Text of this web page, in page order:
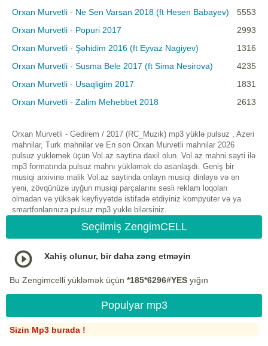
Orxan Murvetli - Ne Sen Varsan 2018 (ft Hesen Babayev)
5553
Orxan Murvetli - Popuri 2017
2993
Orxan Murvetli - Şəhidim 2016 (ft Eyvaz Nagiyev)
1316
Orxan Murvetli - Susma Bele 2017 (ft Sima Nesirova)
4235
Orxan Murvetli - Usaqligim 2017
1831
Orxan Murvetli - Zalim Mehebbet 2018
2613
Orxan Murvetli - Gedirem / 2017 (RC_Muzik) mp3 yüklə pulsuz , Azeri
mahnilar, Turk mahnilar ve En son Orxan Murvetli mahnilar 2026
pulsuz yuklemek üçün Vol.az saytina daxil olun. Vol.az mahni sayti ilə
mp3 formatında pulsuz mahnı yükləmək də asanlaşdı. Geniş bir
musiqi arxivinə malik Vol.az saytinda onlayn musiqi dinləyə və ən
yeni, zövqünüzə uyğun musiqi parçalarını səsli reklam loqoları
olmadan və yüksək keyfiyyətdə istifadə etdiyiniz kompyuter və ya
smartfonlarınıza pulsuz mp3 yukle bilərsiniz.
Seçilmiş ZengimCELL
Xahiş olunur, bir daha zəng etməyin
Bu Zengimcelli yükləmək üçün *185*6296#YES yığın
Populyar mp3
Sizin Mp3 burada !